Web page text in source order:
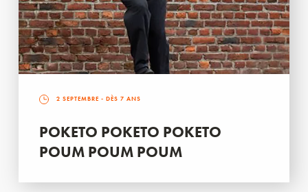
2 SEPTEMBRE - DÈS 7 ANS
POKETO POKETO POKETO
POUM POUM POUM